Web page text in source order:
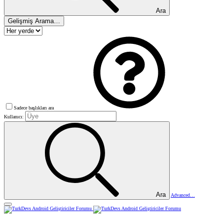
Ara
Gelişmiş Arama…
Sadece başlıkları ara
Kullanıcı:
Ara Advanced…